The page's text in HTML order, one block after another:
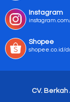
Instagram
Shopee
shopee.co.id/
CV.